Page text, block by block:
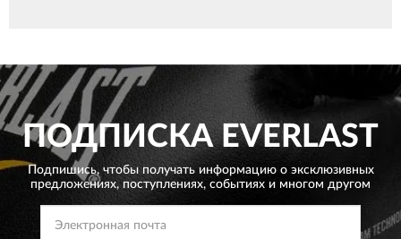
ПОДПИСКАEVERLAST
Подпишись, чтобы получать информацию о эксклюзивных
предложениях, поступлениях, событиях и многом другом